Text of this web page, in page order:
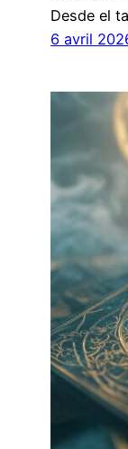
Desde el
6 avril